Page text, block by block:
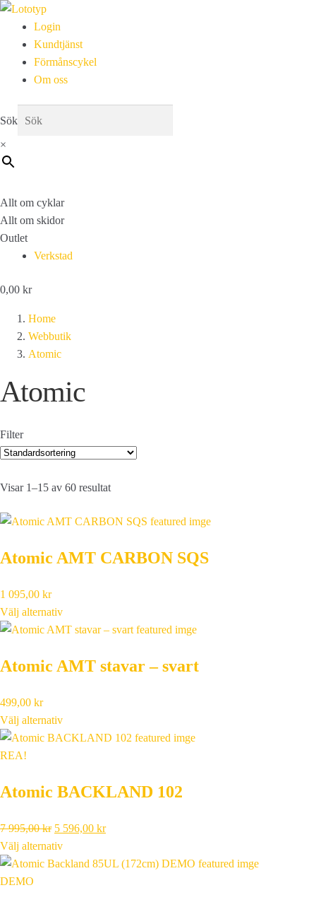
Login
Kundtjänst
Förmånscykel
Om oss
Sök
×
Allt om cyklar
Allt om skidor
Outlet
Verkstad
0,00 kr
Home
Webbutik
Atomic
Atomic
Filter
Visar 1–15 av 60 resultat
Atomic AMT CARBON SQS
1 095,00 kr
Välj alternativ
Atomic AMT stavar – svart
499,00 kr
Välj alternativ
REA!
Atomic BACKLAND 102
7 995,00kr Det
ursprungliga
priset
5 596,00 krDet
priset
Välj alternativ
DEMO